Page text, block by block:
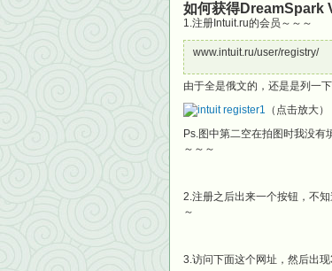
如何获得DreamSpark
1.注册Intuit.ru的会员～～～
www.intuit.ru/user/registry/
由于全是俄文的，还是是列一
（点击放大）
Ps.图中第二空在拍图时我没有
～～～
2.注册之后出来一个按钮，不
～
3.访问下面这个网址，然后出